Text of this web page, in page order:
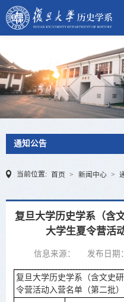
通知公告
当前位置: 首页 > 新闻中心 >
复旦大学历史学系（含
大学生夏令营活
信息来源： 发布日
复旦大学历史学系（含文史
令营活动入营名单（第二批）